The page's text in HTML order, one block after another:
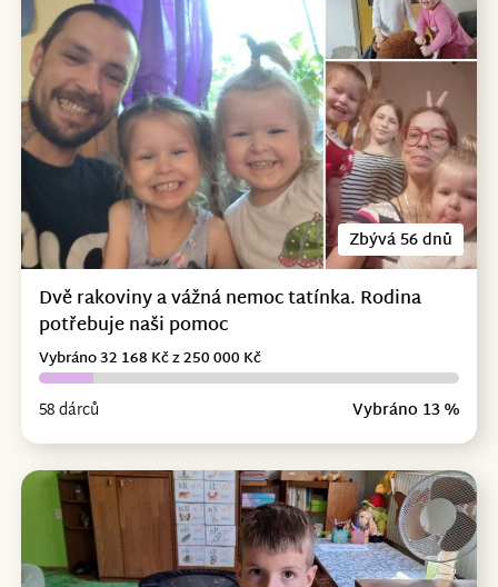
Zbývá 56 dnů
Dvě rakoviny a vážná nemoc tatínka. Rodina
potřebuje naši pomoc
58 dárců Vybráno 13 %
Vybráno 32 168 Kč z 250 000 Kč